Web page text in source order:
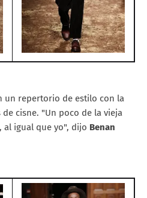
un repertorio de estilo con la
cisne. "Un poco de la vieja
al igual que yo", dijo Benan